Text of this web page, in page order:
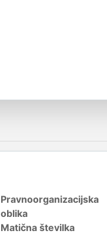
Pravnoorganizacijska
oblika
Matična številka